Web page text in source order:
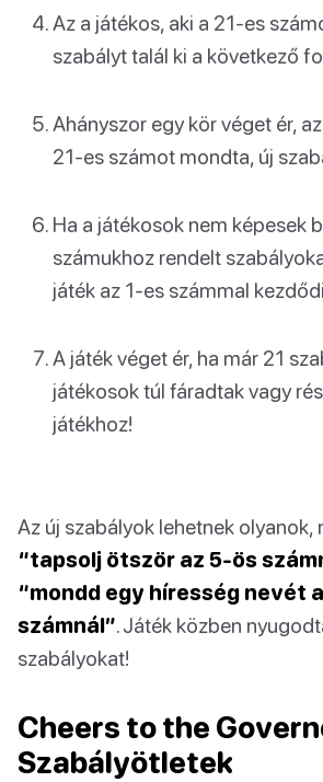
Az a játékos, aki a 21-es
szabályt talál ki a következő
Ahányszor egy kör véget ér,
21-es számot mondta, új
Ha a játékosok nem képesek
számukhoz rendelt
játék az 1-es számmal
A játék véget ér, ha már 21
játékosok túl fáradtak vagy
játékhoz!
Az új szabályok lehetnek olyanok,
“tapsolj ötször az 5-ös
“mondd egy híresség nevét
számnál”. Játék közben
szabályokat!
Cheers to the
Szabályötletek